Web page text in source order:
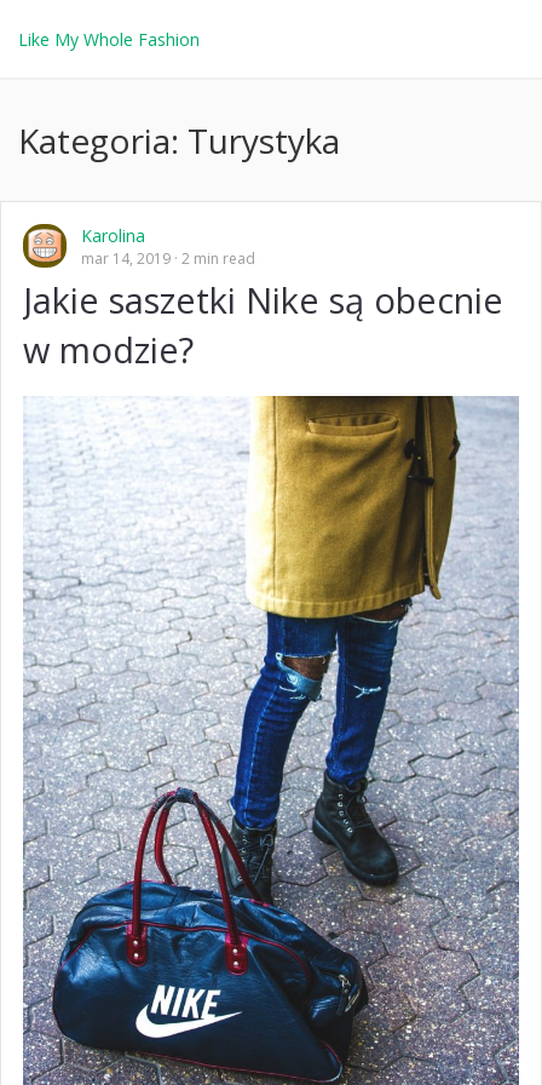
Like My Whole Fashion
Kategoria: Turystyka
Karolina
mar 14, 2019 2 min read
Jakie saszetki Nike są obecnie
w modzie?